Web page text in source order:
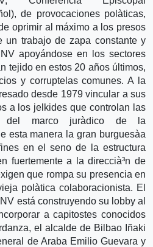
de provocaciones polà­ticas,
oprimir al máximo a los presos
un trabajo de zapa constante y
apoyándose en los sectores
tejido en estos 20 años últimos,
y corruptelas comunes. A la
desde 1979 vincular a sus
a los jelkides que controlan las
del marco jurà­dico de la
esta manera la gran burguesà­a
en el seno de la estructura
fuertemente a la direccià³n de
que rompa su presencia en
polà­tica colaboracionista. El
está construyendo su lobby al
a capitostes conocidos
el alcalde de Bilbao Iñaki
de Araba Emilio Guevara y